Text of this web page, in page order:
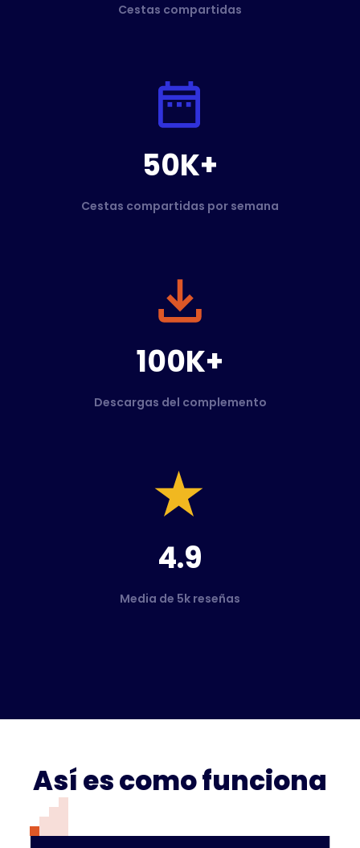
Cestas compartidas
50K+
Cestas compartidas por semana
100K+
Descargas del complemento
4.9
Media de 5k reseñas
Así es como funciona